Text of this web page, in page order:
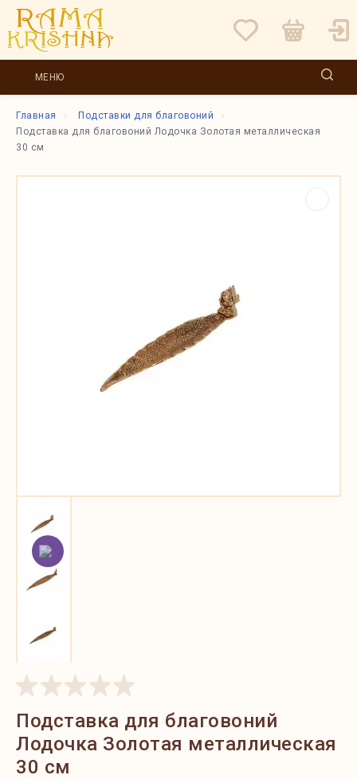
МЕНЮ
Главная
Подставки для благовоний
Подставка для благовоний Лодочка Золотая металлическая
30 см
Подставка для благовоний
Лодочка Золотая металлическая
30 см